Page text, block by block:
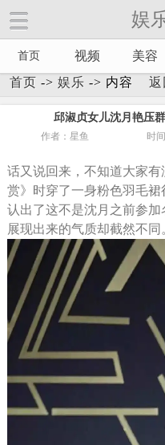
娱
首页 视频 美容
首页 -> 娱乐 -> 内容 返
邱淑贞女儿沈月艳压
作者：星鱼 时
话又说回来，不知道大家
赏》时穿了一身粉色羽毛
认出了这不是沈月之前参
展现出来的气质却截然不同
娱乐时尚